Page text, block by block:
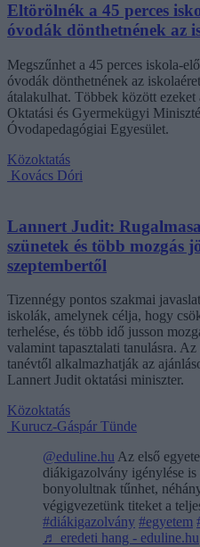
Eltörölnék a 45 perces
óvodák dönthetnének az
Megszűnhet a 45 perces iskola-
óvodák dönthetnének az
átalakulhat. Többek között ezeket
Oktatási és Gyermekügyi
Óvodapedagógiai Egyesület.
Közoktatás
Kovács Dóri
Lannert Judit:
szünetek és több mozgás
szeptembertől
Tizennégy pontos szakmai
iskolák, amelynek célja, hogy
terhelése, és több idő jusson
valamint tapasztalati tanulásra.
tanévtől alkalmazhatják az
Lannert Judit oktatási miniszter.
Közoktatás
Kurucz-Gáspár Tünde
@eduline.hu Az első
diákigazolvány igénylése is
bonyolultnak tűnhet,
végigvezetünk titeket a
#diákigazolvány #egyetem
♬ eredeti hang - eduline.hu